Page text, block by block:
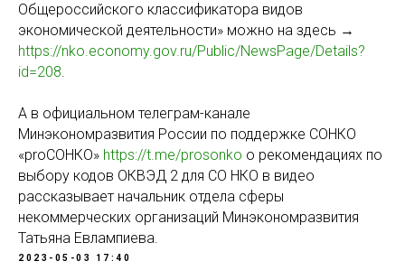
Общероссийского классификатора видов
экономической деятельности» можно на здесь →
https://nko.economy.gov.ru/Public/NewsPage/Details?
id=208.
А в официальном телеграм-канале
Минэкономразвития России по поддержке СОНКО
«proСОНКО» https://t.me/prosonko о рекомендациях по
выбору кодов ОКВЭД 2 для СО НКО в видео
рассказывает начальник отдела сферы
некоммерческих организаций Минэкономразвития
Татьяна Евлампиева.
2023-05-03 17:40